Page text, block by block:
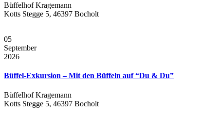
Büffelhof Kragemann
Kotts Stegge 5, 46397 Bocholt
05
September
2026
Büffel-Exkursion – Mit den Büffeln auf “Du & Du”
Büffelhof Kragemann
Kotts Stegge 5, 46397 Bocholt